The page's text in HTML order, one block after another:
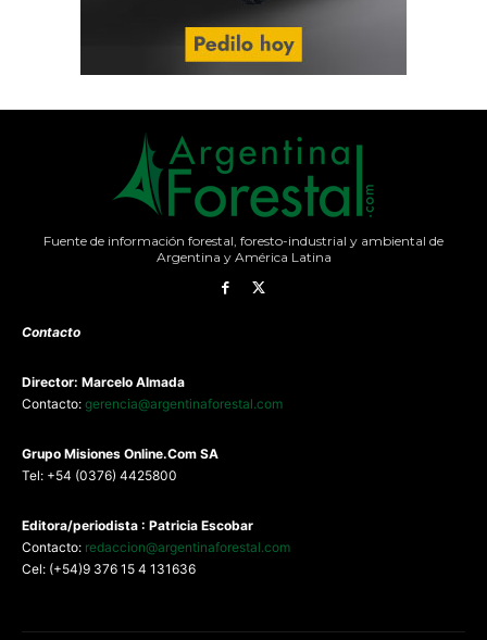
Fuente de información forestal, foresto-industrial y ambiental de
Argentina y América Latina
Contacto
Director: Marcelo Almada
Contacto: gerencia@argentinaforestal.com
Grupo Misiones Online.Com SA
Tel: +54 (0376) 4425800
Editora/periodista : Patricia Escobar
Contacto: redaccion@argentinaforestal.com
Cel: (+54)9 376 15 4 131636